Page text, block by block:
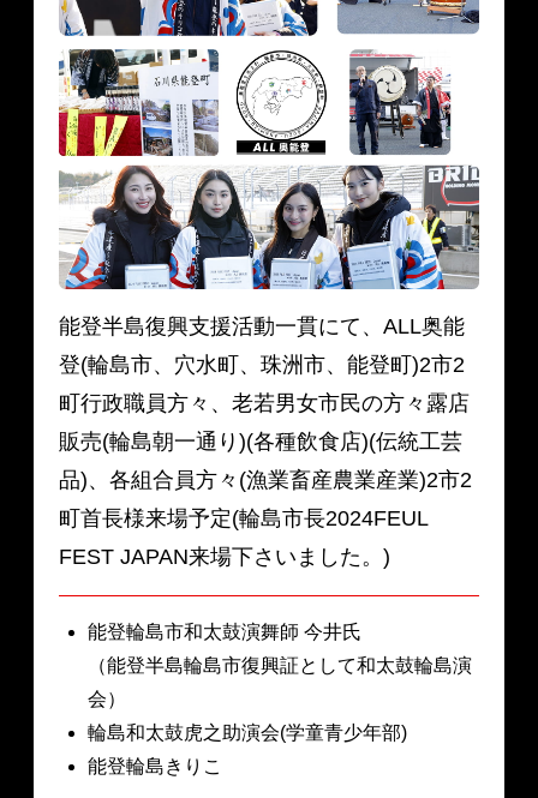
能登半島復興支援活動一貫にて、ALL奥能
登(輪島市、穴水町、珠洲市、能登町)2市2
町行政職員方々、老若男女市民の方々露店
販売(輪島朝一通り)(各種飲食店)(伝統工芸
品)、各組合員方々(漁業畜産農業産業)2市2
町首長様来場予定(輪島市長2024FEUL
FEST JAPAN来場下さいました。)
能登輪島市和太鼓演舞師 今井氏
（能登半島輪島市復興証として和太鼓輪島演
会）
輪島和太鼓虎之助演会(学童青少年部)
能登輪島きりこ